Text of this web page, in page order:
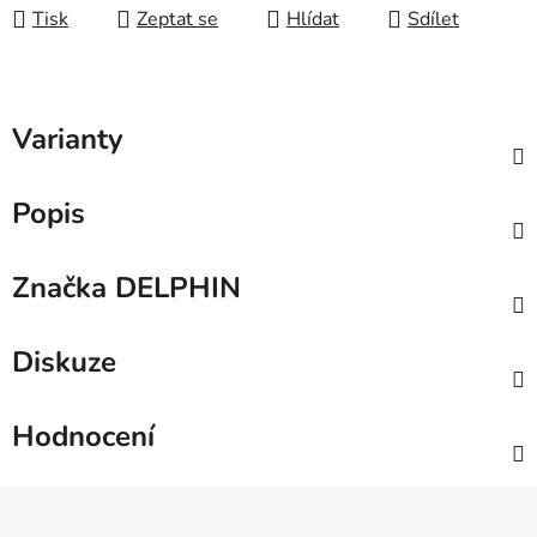
Tisk Zeptat se Hlídat Sdílet
Varianty
Popis
Značka DELPHIN
Diskuze
Hodnocení